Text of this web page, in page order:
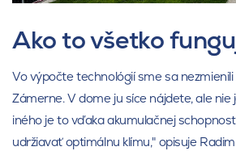
Ako to všetko
Vo výpočte technológií sme sa nezmienili
Zámerne. V dome ju síce nájdete, ale nie
iného je to vďaka akumulačnej
udržiavať optimálnu klímu," opisuje